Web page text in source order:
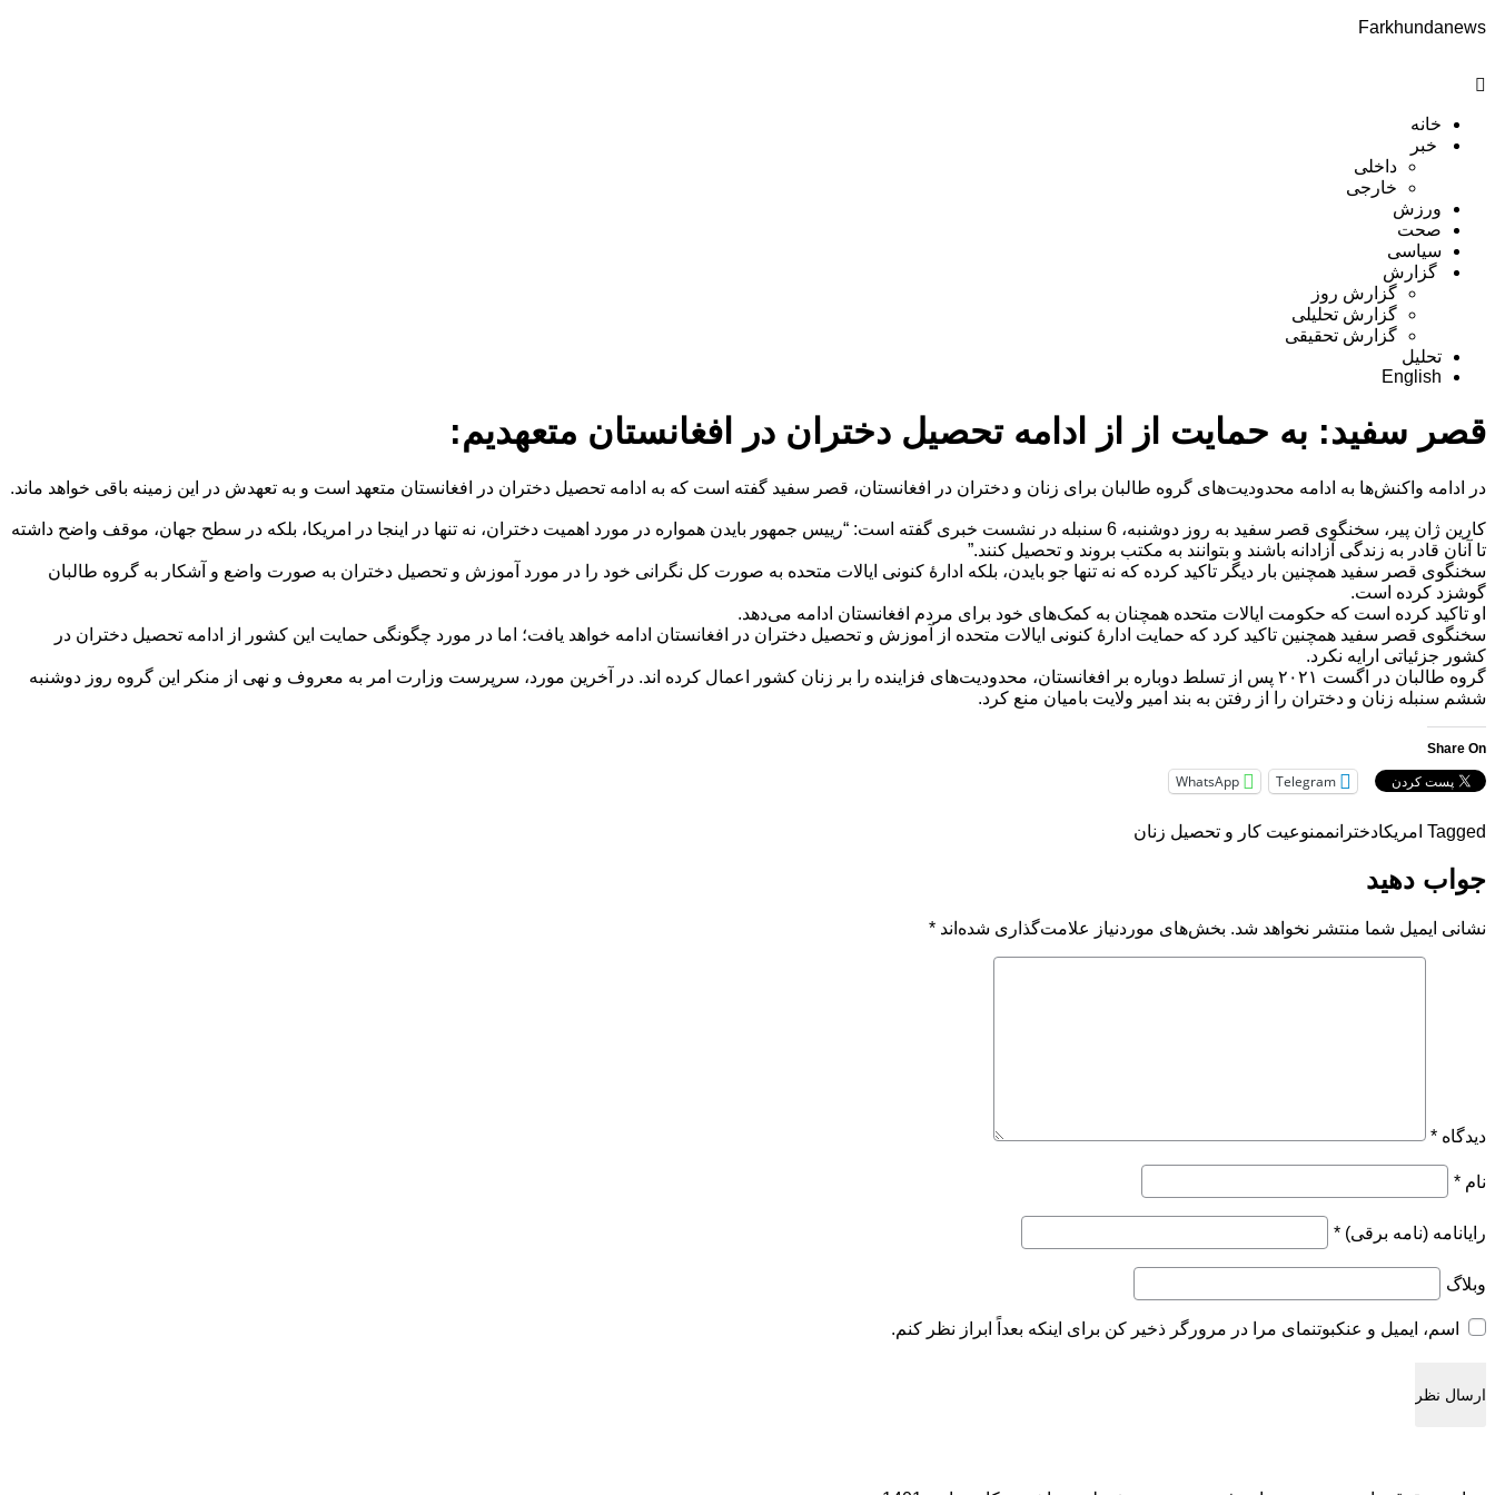
Farkhundanews
Menu
خانه
خبر
داخلی
خارجی
ورزش
صحت
سیاسی
گزارش
گزارش روز
گزارش تحلیلی
گزارش تحقیقی
تحلیل
English
قصر سفید: به حمایت از از ادامه تحصیل دختران در افغانستان متعهدیم:
در ادامه واکنش‌ها به ادامه محدودیت‌های گروه طالبان برای زنان و دختران در افغانستان، قصر سفید گفته است که به ادامه تحصیل دختران در افغانستان متعهد است و به تعهدش در این زمینه باقی خواهد ماند.
کارین ژان پیر، سخنگوی قصر سفید به روز دوشنبه، 6 سنبله در نشست خبری گفته است: “رییس جمهور بایدن همواره در مورد اهمیت دختران، نه تنها در اینجا در امریکا، بلکه در سطح جهان، موقف واضح داشته
تا آنان قادر به زندگی آزادانه باشند و بتوانند به مکتب بروند و تحصیل کنند.”
سخنگوی قصر سفید همچنین بار دیگر تاکید کرده که نه تنها جو بایدن، بلکه ادارهٔ کنونی ایالات متحده به صورت کل نگرانی خود را در مورد آموزش و تحصیل دختران به صورت واضع و آشکار به گروه طالبان
گوشزد کرده است.
او تاکید کرده است که حکومت ایالات متحده همچنان به کمک‌های خود برای مردم افغانستان ادامه می‌دهد.
سخنگوی قصر سفید همچنین تاکید کرد که حمایت ادارهٔ کنونی ایالات متحده از آموزش و تحصیل دختران در افغانستان ادامه خواهد یافت؛ اما در مورد چگونگی حمایت این کشور از ادامه تحصیل دختران در
کشور جزئیاتی ارایه نکرد.
گروه طالبان در اگست ۲۰۲۱ پس از تسلط دوباره بر افغانستان، محدودیت‌های فزاینده را بر زنان کشور اعمال کرده اند. در آخرین مورد،‌ سرپرست وزارت امر به معروف و نهی از منکر این گروه روز دوشنبه
ششم سنبله زنان و دختران را از رفتن به بند امیر ولایت بامیان منع کرد.
Share On
Telegram
WhatsApp
Tagged امریکادخترانممنوعیت کار و تحصیل زنان
جواب دهید
نشانی ایمیل شما منتشر نخواهد شد. بخش‌های موردنیاز علامت‌گذاری شده‌اند *
دیدگاه *
نام *
رایانامه (نامه برقی) *
وبلاگ
اسم، ایمیل و عنکبوتنمای مرا در مرورگر ذخیر کن برای اینکه بعداً ابراز نظر کنم.